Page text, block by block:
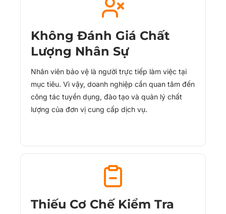
Không Đánh Giá Chất
Lượng Nhân Sự
Nhân viên bảo vệ là người trực tiếp làm việc tại
mục tiêu. Vì vậy, doanh nghiệp cần quan tâm đến
công tác tuyển dụng, đào tạo và quản lý chất
lượng của đơn vị cung cấp dịch vụ.
Thiếu Cơ Chế Kiểm Tra